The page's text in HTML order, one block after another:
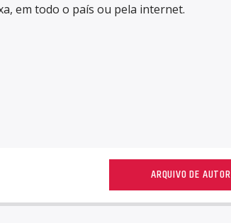
em todo o país ou pela internet.
ARQUIVO DE AUTOR